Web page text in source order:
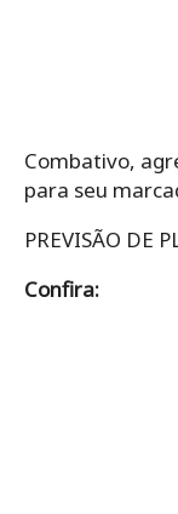
Combativo,
para seu
PREVISÃO DE
Confira: